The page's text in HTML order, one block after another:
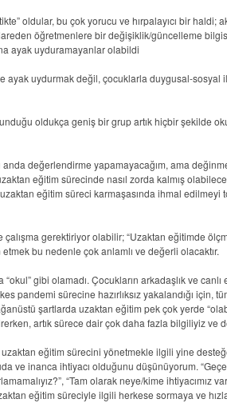
oldular, bu çok yorucu ve hırpalayıcı bir haldi;
öğretmenlere bir değişiklik/güncelleme
ayak uyduramayanlar olabildi
ayak uydurmak değil, çocuklarla duygusal-
oldukça geniş bir grup artık hiçbir şekilde
anda değerlendirme yapamayacağım, ama
eğitim sürecinde nasıl zorda kalmış
eğitim süreci karmaşasında ihmal edilmeyi
çalışma gerektiriyor olabilir; “Uzaktan eğitimde
bu nedenle çok anlamlı ve değerli olacaktır.
“okul” gibi olamadı. Çocukların arkadaşlık ve
pandemi sürecine hazırlıksız yakalandığı için,
şartlarda uzaktan eğitim pek çok yerde
artık sürece dair çok daha fazla bilgiliyiz ve
eğitim sürecini yönetmekle ilgili yine
ve inanca ihtiyacı olduğunu düşünüyorum.
“Tam olarak neye/kime ihtiyacımız
eğitim süreciyle ilgili herkese sormaya ve